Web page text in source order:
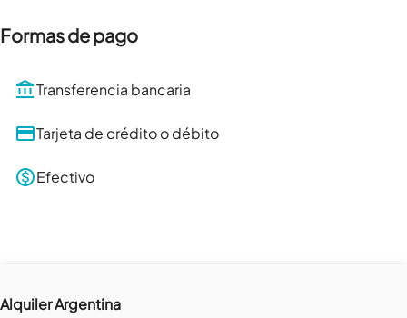
Formas de pago
Transferencia bancaria
Tarjeta de crédito o débito
Efectivo
Alquiler Argentina